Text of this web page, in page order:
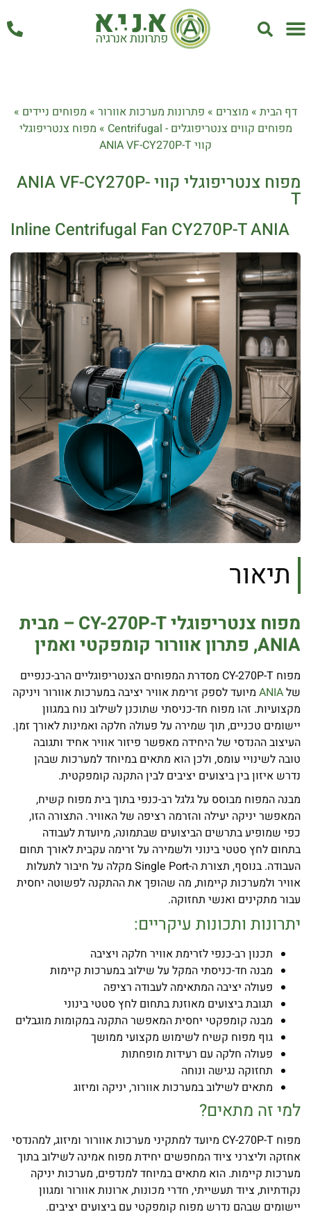
דף הבית » מוצרים » פתרונות מערכות אוורור » מפוחים ניידים »
מפוחים קווים צנטריפוגלים - Centrifugal
» מפוח צנטריפוגלי
קווי ANIA VF-CY270P-T
מפוח צנטריפוגלי קווי ANIA VF-CY270P-
T
Inline Centrifugal Fan CY270P-T ANIA
תיאור
מפוח צנטריפוגלי
מבית
ANIA, פתרון אוורור קומפקטי ואמין
מפוח CY-270P-T מסדרת המפוחים הצנטריפוגליים הרב-כנפיים
שלANIA מיועד לספק זרימת אוויר יציבה במערכות אוורור ויניקה
מקצועיות. זהו מפוח חד-כניסתי שתוכנן לשילוב נוח במגוון
יישומים טכניים, תוך שמירה על פעולה חלקה ואמינות לאורך זמן.
העיצוב ההנדסי של היחידה מאפשר פיזור אוויר אחיד ותגובה
טובה לשינויי עומס, ולכן הוא מתאים במיוחד למערכות שבהן
נדרש איזון בין ביצועים יציבים לבין התקנה קומפקטית.
מבנה המפוח מבוסס על גלגל רב-כנפי בתוך בית מפוח קשיח,
המאפשר יניקה יעילה והזרמה רציפה של האוויר. התצורה הזו,
כפי שמופיע בתרשים הביצועים שבתמונה, מיועדת לעבודה
בתחום לחץ סטטי בינוני ולשמירה על זרימה עקבית לאורך תחום
העבודה. בנוסף, תצורת ה-Single Port מקלה על חיבור לתעלות
אוויר ולמערכות קיימות, מה שהופך את ההתקנה לפשוטה יחסית
עבור מתקינים ואנשי תחזוקה.
יתרונות ותכונות עיקריים:
תכנון רב-כנפי לזרימת אוויר חלקה ויציבה
מבנה חד-כניסתי המקל על שילוב במערכות קיימות
פעולה יציבה המתאימה לעבודה רציפה
תגובת ביצועים מאוזנת בתחום לחץ סטטי בינוני
מבנה קומפקטי יחסית המאפשר התקנה במקומות מוגבלים
גוף מפוח קשיח לשימוש מקצועי ממושך
פעולה חלקה עם רעידות מופחתות
תחזוקה נגישה ונוחה
מתאים לשילוב במערכות אוורור, יניקה ומיזוג
למי זה מתאים?
מפוח CY-270P-T מיועד למתקיני מערכות אוורור ומיזוג, למהנדסי
אחזקה וליצרני ציוד המחפשים יחידת מפוח אמינה לשילוב בתוך
מערכות קיימות. הוא מתאים במיוחד למנדפים, מערכות יניקה
נקודתיות, ציוד תעשייתי, חדרי מכונות, ארונות אוורור ומגוון
יישומים שבהם נדרש מפוח קומפקטי עם ביצועים יציבים.